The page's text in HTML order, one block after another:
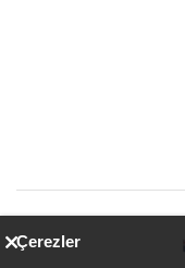
Çerezler